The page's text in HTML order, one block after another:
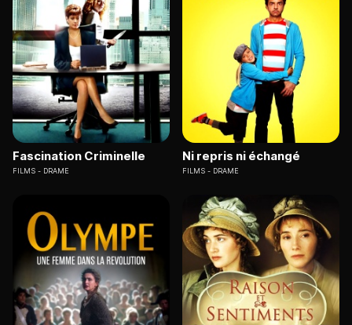
Fascination Criminelle
FILMS DRAME
Ni repris ni échangé
FILMS DRAME